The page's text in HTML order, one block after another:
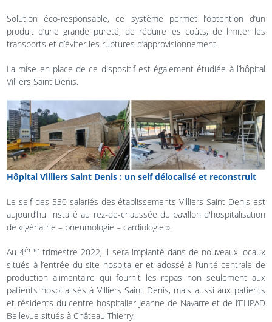
Solution éco-responsable, ce système permet l’obtention d’un
produit d’une grande pureté, de réduire les coûts, de limiter les
transports et d’éviter les ruptures d’approvisionnement.
La mise en place de ce dispositif est également étudiée à l’hôpital
Villiers Saint Denis.
Hôpital Villiers Saint Denis : un self délocalisé et reconstruit
Le self des 530 salariés des établissements Villiers Saint Denis est
aujourd’hui installé au rez-de-chaussée du pavillon d'hospitalisation
de « gériatrie – pneumologie – cardiologie ».
Au 4ème trimestre 2022, il sera implanté dans de nouveaux locaux
situés à l’entrée du site hospitalier et adossé à l’unité centrale de
production alimentaire qui fournit les repas non seulement aux
patients hospitalisés à Villiers Saint Denis, mais aussi aux patients
et résidents du centre hospitalier Jeanne de Navarre et de l’EHPAD
Bellevue situés à Château Thierry.